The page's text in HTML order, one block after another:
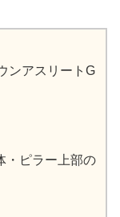
ンアスリートG
・ピラー上部の